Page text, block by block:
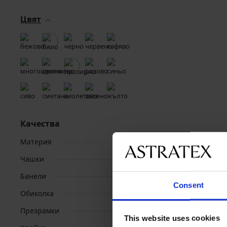
Consent
This website uses cookies
Цвят
Качества
Материя
Чашки
Банели
Обиколка
Презрамки